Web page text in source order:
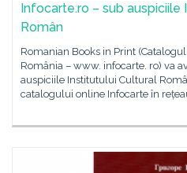
Infocarte.ro – sub auspiciile
Român
Romanian Books in Print
România – www. infocarte. ro) va
auspiciile Institutului Cultural
catalogului online Infocarte în